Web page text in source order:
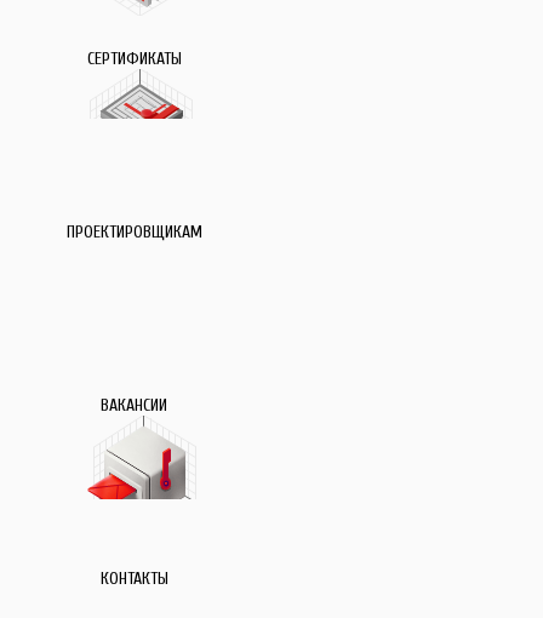
СЕРТИФИКАТЫ
ПРОЕКТИРОВЩИКАМ
ВАКАНСИИ
КОНТАКТЫ